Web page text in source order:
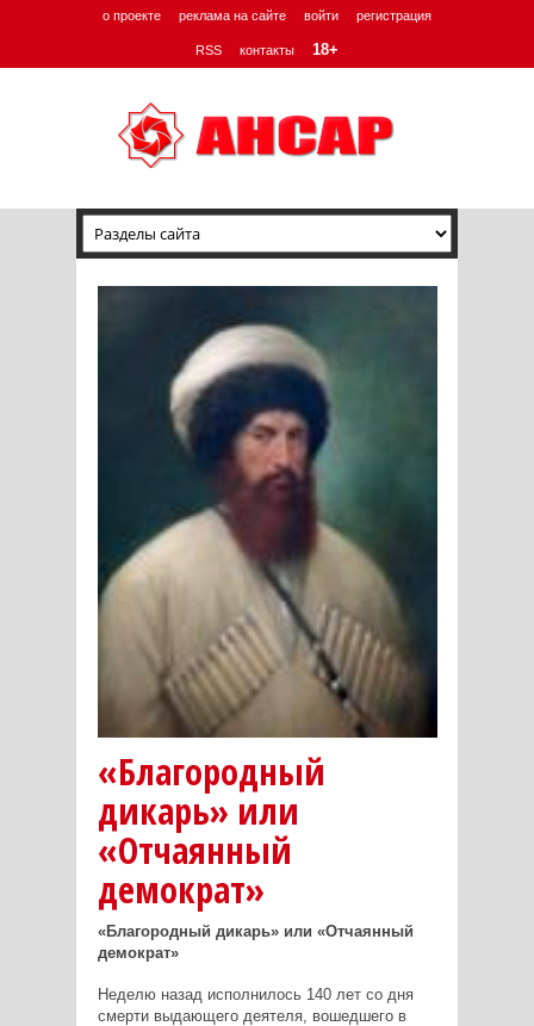
о проекте реклама на сайте войти регистрация
RSS контакты 18+
«Благородный
дикарь» или
«Отчаянный
демократ»
«Благородный дикарь» или «Отчаянный
демократ»
Неделю назад исполнилось 140 лет со дня
смерти выдающего деятеля, вошедшего в